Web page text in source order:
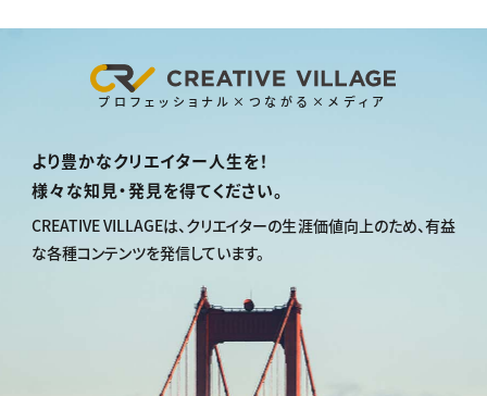
プロフェッショナル×つながる×メディア
より豊かなクリエイター人生を！
様々な知見・発見を得てください。
CREATIVE VILLAGEは、クリエイターの生涯価値向上のため、有益
な各種コンテンツを発信しています。